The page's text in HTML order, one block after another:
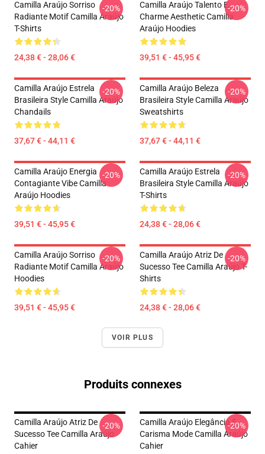
Camilla Araújo Sorriso
Radiante Motif Camilla Araújo
T-Shirts
24,38 € - 28,06 €
-20%
Camilla Araújo Talento E
Charme Aesthetic Camilla
Araújo Hoodies
39,51 € - 45,95 €
-20%
Camilla Araújo Estrela
Brasileira Style Camilla Araújo
Chandails
37,67 € - 44,11 €
-20%
Camilla Araújo Beleza
Brasileira Style Camilla Araújo
Sweatshirts
37,67 € - 44,11 €
-20%
Camilla Araújo Energia
Contagiante Vibe Camilla
Araújo Hoodies
39,51 € - 45,95 €
-20%
Camilla Araújo Estrela
Brasileira Style Camilla Araújo
T-Shirts
24,38 € - 28,06 €
-20%
Camilla Araújo Sorriso
Radiante Motif Camilla Araújo
Hoodies
39,51 € - 45,95 €
-20%
Camilla Araújo Atriz De
Sucesso Tee Camilla Araújo T-
Shirts
24,38 € - 28,06 €
-20%
VOIR PLUS
Produits connexes
Camilla Araújo Atriz De
Sucesso Tee Camilla Araújo
Cahier
-20%
Camilla Araújo Elegância E
Carisma Mode Camilla Araújo
Cahier
-20%